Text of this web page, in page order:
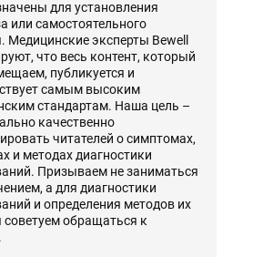
для установления
или самостоятельного
Медицинские эксперты Bewell
что весь контент, который
публикуется и
самым высоким
стандартам. Наша цель –
качественно
читателей о симптомах,
и методах диагностики
Призываем не заниматься
а для диагностики
и определения методов их
советуем обращаться к